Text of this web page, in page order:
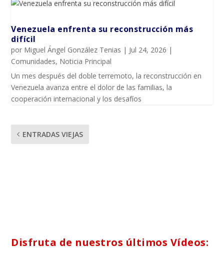
Venezuela enfrenta su reconstrucción más
difícil
por Miguel Ángel González Tenias | Jul 24, 2026 |
Comunidades, Noticia Principal
Un mes después del doble terremoto, la reconstrucción en
Venezuela avanza entre el dolor de las familias, la
cooperación internacional y los desafíos
ENTRADAS VIEJAS
Disfruta de nuestros últimos Vídeos: